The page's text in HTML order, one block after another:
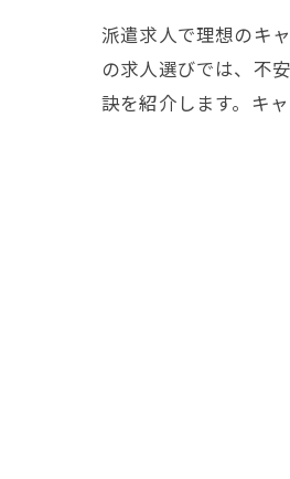
派遣求人で理想のキ
の求人選びでは、不
訣を紹介します。キ